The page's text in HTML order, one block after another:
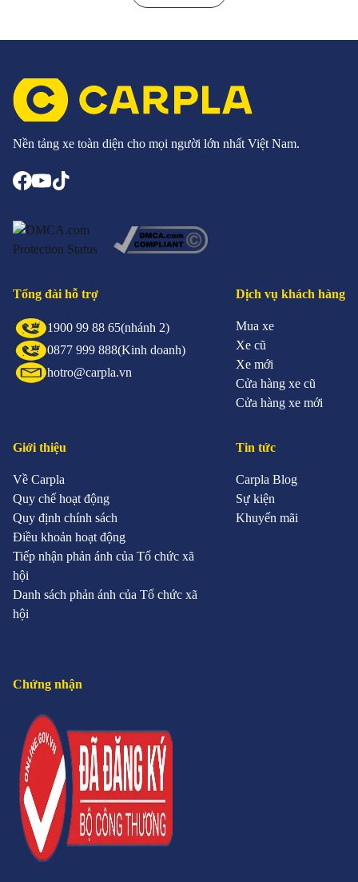
Nền tảng xe toàn diện cho mọi người lớn nhất Việt Nam.
Tổng đài hỗ trợ
1900 99 88 65(nhánh 2)
0877 999 888(Kinh doanh)
hotro@carpla.vn
Dịch vụ khách hàng
Mua xe
Xe cũ
Xe mới
Cửa hàng xe cũ
Cửa hàng xe mới
Giới thiệu
Về Carpla
Quy chế hoạt động
Quy định chính sách
Điều khoản hoạt động
Tiếp nhận phản ánh của Tổ chức xã
hội
Danh sách phản ánh của Tổ chức xã
hội
Tin tức
Carpla Blog
Sự kiện
Khuyến mãi
Chứng nhận